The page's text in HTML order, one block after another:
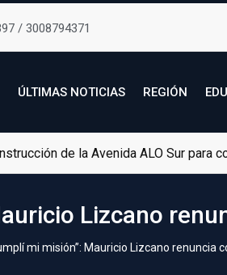
/ 3008794371
ÚLTIMAS NOTICIAS REGIÓN
de la Avenida ALO Sur para
Lizcano
mi misión”: Mauricio Lizcano renuncia